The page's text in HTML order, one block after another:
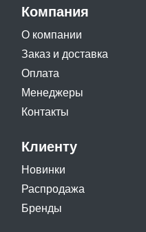
Компания
О компании
Заказ и доставка
Оплата
Менеджеры
Контакты
Клиенту
Новинки
Распродажа
Бренды